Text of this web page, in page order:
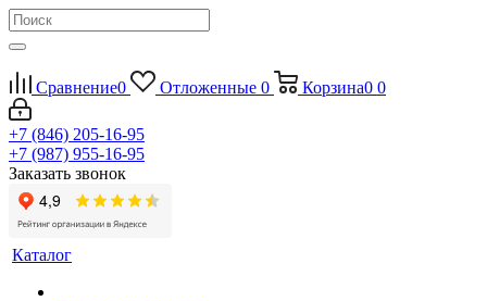
Сравнение0 Отложенные 0 Корзина0 0
+7 (846) 205-16-95
+7 (987) 955-16-95
Заказать звонок
Каталог